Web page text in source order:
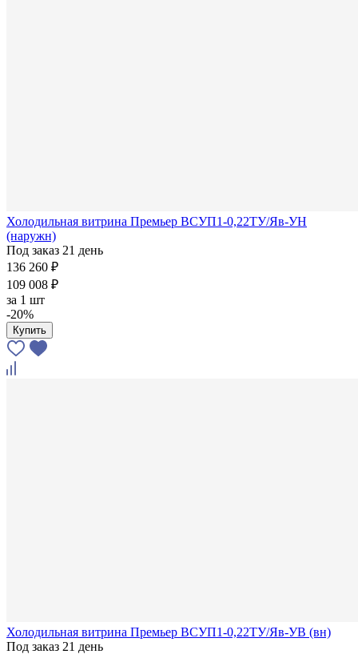
Холодильная витрина Премьер ВСУП1-0,22ТУ/Яв-УН
(наружн)
Под заказ 21 день
136 260 ₽
109 008 ₽
за 1 шт
-20%
Купить
Холодильная витрина Премьер ВСУП1-0,22ТУ/Яв-УВ (вн)
Под заказ 21 день